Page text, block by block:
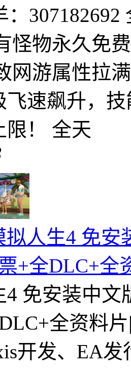
：
怪物永久免
网游属性拉
飞速飙升，
限！ 全天
拟人生4 免安
+全DLC+全
4 免安装中文
全资料
开发、EA